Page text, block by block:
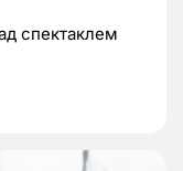
спектаклем